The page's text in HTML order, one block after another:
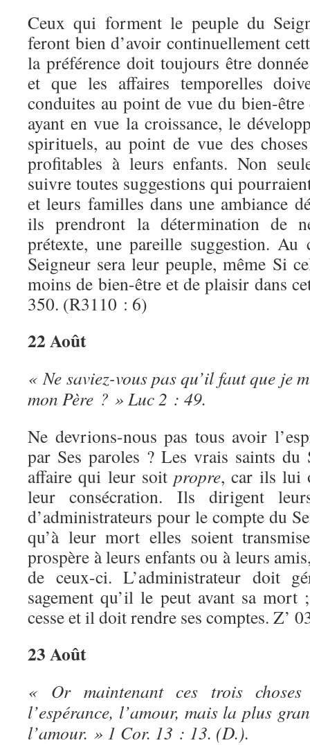
Ceux qui forment le peuple du
feront bien d’avoir continuellement
la préférence doit toujours être
et que les affaires temporelles
conduites au point de vue du bien-être
ayant en vue la croissance, le
spirituels, au point de vue des
profitables à leurs enfants. Non
suivre toutes suggestions qui
et leurs familles dans une ambiance
ils prendront la détermination de
prétexte, une pareille suggestion.
Seigneur sera leur peuple, même Si
moins de bien-être et de plaisir dans
350. (R3110 : 6)
22 Août
« Ne saviez-vous pas qu’il faut que je
mon Père ? » Luc 2 : 49.
Ne devrions-nous pas tous avoir
par Ses paroles ? Les vrais saints du
affaire qui leur soit propre, car ils lui
leur consécration. Ils dirigent
d’administrateurs pour le compte du
qu’à leur mort elles soient
prospère à leurs enfants ou à leurs
de ceux-ci. L’administrateur doit
sagement qu’il le peut avant sa mort
cesse et il doit rendre ses comptes. Z’
23 Août
« Or maintenant ces trois
l’espérance, l’amour, mais la plus
l’amour. » 1 Cor. 13 : 13. (D.).